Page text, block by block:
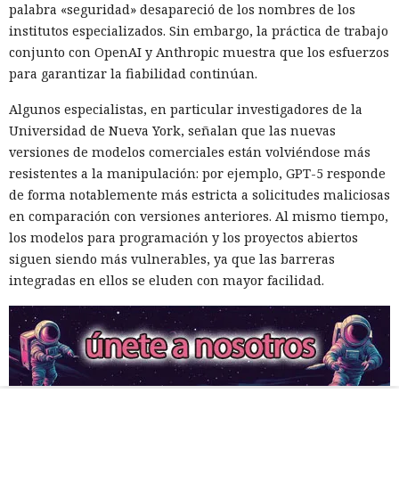
palabra «seguridad» desapareció de los nombres de los
institutos especializados. Sin embargo, la práctica de trabajo
conjunto con OpenAI y Anthropic muestra que los esfuerzos
para garantizar la fiabilidad continúan.
Algunos especialistas, en particular investigadores de la
Universidad de Nueva York, señalan que las nuevas
versiones de modelos comerciales están volviéndose más
resistentes a la manipulación: por ejemplo, GPT-5 responde
de forma notablemente más estricta a solicitudes maliciosas
en comparación con versiones anteriores. Al mismo tiempo,
los modelos para programación y los proyectos abiertos
siguen siendo más vulnerables, ya que las barreras
integradas en ellos se eluden con mayor facilidad.